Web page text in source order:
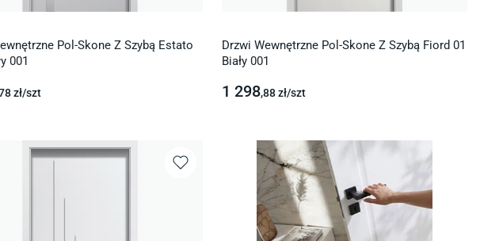
Pol-Skone Z Szybą Estato
001
zł/szt
Drzwi Wewnętrzne Pol-Skone Z Szybą Fiord 01
Biały 001
1 298,88zł/szt